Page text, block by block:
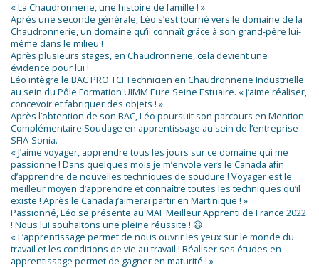
« La Chaudronnerie, une histoire de famille ! »
Après une seconde générale, Léo s’est tourné vers le domaine de la
Chaudronnerie, un domaine qu’il connaît grâce à son grand-père lui-
même dans le milieu !
Après plusieurs stages, en Chaudronnerie, cela devient une
évidence pour lui !
Léo intègre le BAC PRO TCI Technicien en Chaudronnerie Industrielle
au sein du Pôle Formation UIMM Eure Seine Estuaire. « J’aime réaliser,
concevoir et fabriquer des objets ! ».
Après l’obtention de son BAC, Léo poursuit son parcours en Mention
Complémentaire Soudage en apprentissage au sein de l’entreprise
SFIA-Sonia.
« J’aime voyager, apprendre tous les jours sur ce domaine qui me
passionne ! Dans quelques mois je m’envole vers le Canada afin
d’apprendre de nouvelles techniques de soudure ! Voyager est le
meilleur moyen d’apprendre et connaître toutes les techniques qu’il
existe ! Après le Canada j’aimerai partir en Martinique ! ».
Passionné, Léo se présente au MAF Meilleur Apprenti de France 2022
! Nous lui souhaitons une pleine réussite ! 😃
« L’apprentissage permet de nous ouvrir les yeux sur le monde du
travail et les conditions de vie au travail ! Réaliser ses études en
apprentissage permet de gagner en maturité ! »